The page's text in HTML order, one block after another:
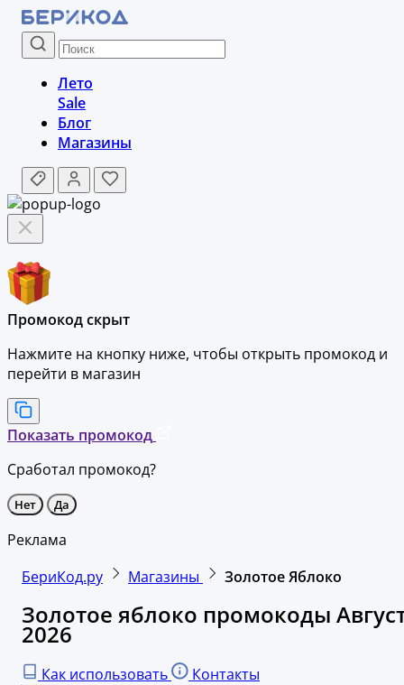
Лето
Sale
Блог
Магазины
Промокод скрыт
Нажмите на кнопку ниже, чтобы открыть промокод и
перейти в магазин
Показать промокод
Сработал промокод?
Нет Да
Реклама
БериКод.ру
Магазины Золотое Яблоко
Золотое яблоко промокоды
2026
Как использовать Контакты